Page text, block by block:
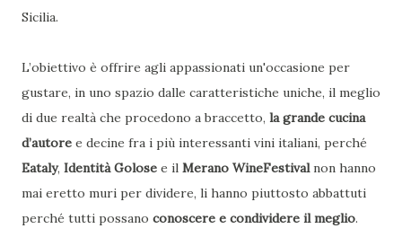
Sicilia.
L’obiettivo è offrire agli appassionati un'occasione per
gustare, in uno spazio dalle caratteristiche uniche, il meglio
di due realtà che procedono a braccetto, la grande cucina
d’autore e decine fra i più interessanti vini italiani, perché
Eataly, Identità Golose e il Merano WineFestivalnon hanno
mai eretto muri per dividere, li hanno piuttosto abbattuti
perché tutti possano conoscere e condividere il meglio.